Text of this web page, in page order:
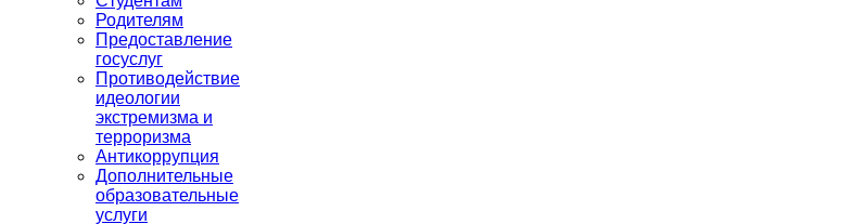
Родителям
Предоставление
госуслуг
Противодействие
идеологии
экстремизма и
терроризма
Антикоррупция
Дополнительные
образовательные
услуги